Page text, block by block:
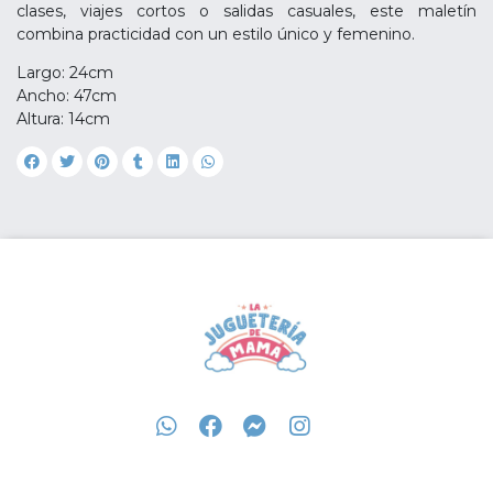
clases, viajes cortos o salidas casuales, este maletín
combina practicidad con un estilo único y femenino.
Largo: 24cm
Ancho: 47cm
Altura: 14cm